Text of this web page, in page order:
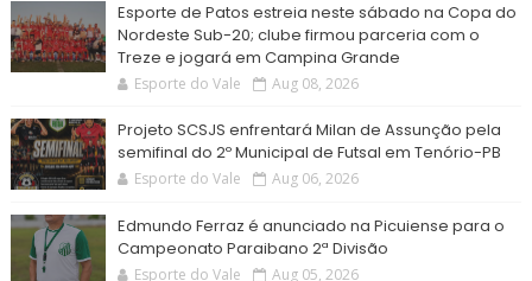
Esporte de Patos estreia neste sábado na Copa do
Nordeste Sub-20; clube firmou parceria com o
Treze e jogará em Campina Grande
Esporte do Vale Aug 08, 2026
Projeto SCSJS enfrentará Milan de Assunção pela
semifinal do 2º Municipal de Futsal em Tenório-PB
Esporte do Vale Aug 06, 2026
Edmundo Ferraz é anunciado na Picuiense para o
Campeonato Paraibano 2ª Divisão
Esporte do Vale Aug 05, 2026